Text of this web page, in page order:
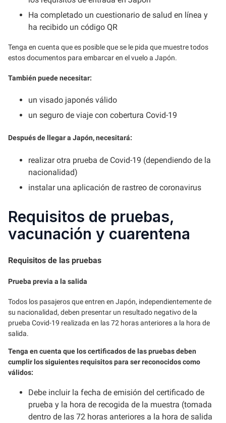
Ha completado un cuestionario de salud en línea y
ha recibido un código QR
Tenga en cuenta que es posible que se le pida que muestre todos
estos documentos para embarcar en el vuelo a Japón.
También puede necesitar:
un visado japonés válido
un seguro de viaje con cobertura Covid-19
Después de llegar a Japón, necesitará:
realizar otra prueba de Covid-19 (dependiendo de la
nacionalidad)
instalar una aplicación de rastreo de coronavirus
Requisitos de pruebas,
vacunación y cuarentena
Requisitos de las pruebas
Prueba previa a la salida
Todos los pasajeros que entren en Japón, independientemente de
su nacionalidad, deben presentar un resultado negativo de la
prueba Covid-19 realizada en las 72 horas anteriores a la hora de
salida.
Tenga en cuenta que los certificados de las pruebas deben
cumplir los siguientes requisitos para ser reconocidos como
válidos:
Debe incluir la fecha de emisión del certificado de
prueba y la hora de recogida de la muestra (tomada
dentro de las 72 horas anteriores a la hora de salida